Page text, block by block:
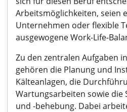
Arbeitsmöglichkeiten, seien
Unternehmen oder flexible
ausgewogene Work-Life-
Zu den zentralen Aufgaben
gehören die Planung und
Kälteanlagen, die
Wartungsarbeiten sowie die
und -behebung. Dabei